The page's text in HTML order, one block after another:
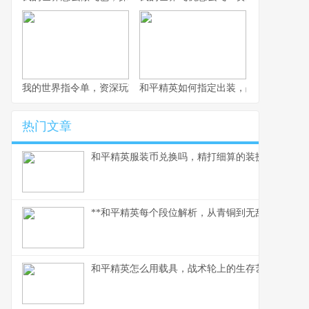
我的世界指令单，资深玩家的指令宝典和平精英如何指定出装，战术博弈与生
热门文章
和平精英服装币兑换吗，精打细算的装扮指南
**和平精英每个段位解析，从青铜到无敌战神的
和平精英怎么用载具，战术轮上的生存艺术,副标